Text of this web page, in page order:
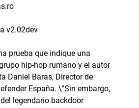
v2.02dev
prueba que indique una
hip-hop rumano y el autor
Daniel Baras, Director de
España. \"Sin embargo,
legendario backdoor